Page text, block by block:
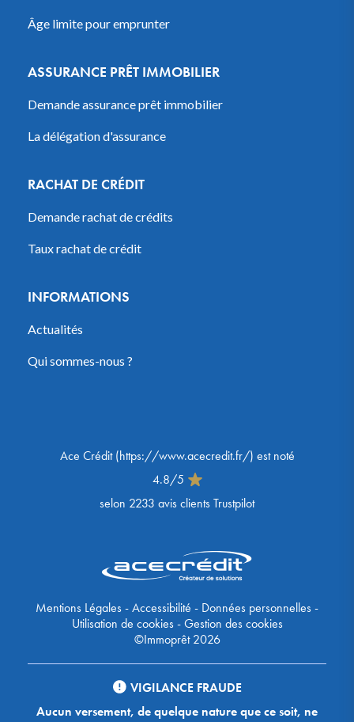
Âge limite pour emprunter
ASSURANCE PRÊT IMMOBILIER
Demande assurance prêt immobilier
La délégation d'assurance
RACHAT DE CRÉDIT
Demande rachat de crédits
Taux rachat de crédit
INFORMATIONS
Actualités
Qui sommes-nous ?
Ace Crédit(https://www.acecredit.fr/) est noté
4.8/5
selon 2233 avis clients Trustpilot
Mentions Légales-Accessibilité - Données personnelles-
Utilisation de cookies-Gestion des cookies
©Immoprêt 2026
VIGILANCE FRAUDE
Aucun versement, de quelque nature que ce soit, ne